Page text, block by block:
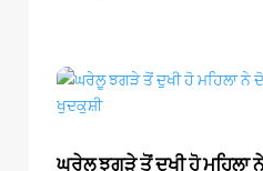
ਘਰੇਲੂ ਝਗੜੇ ਤੋਂ ਦੁਖੀ ਹੋ ਮਹਿਲਾ